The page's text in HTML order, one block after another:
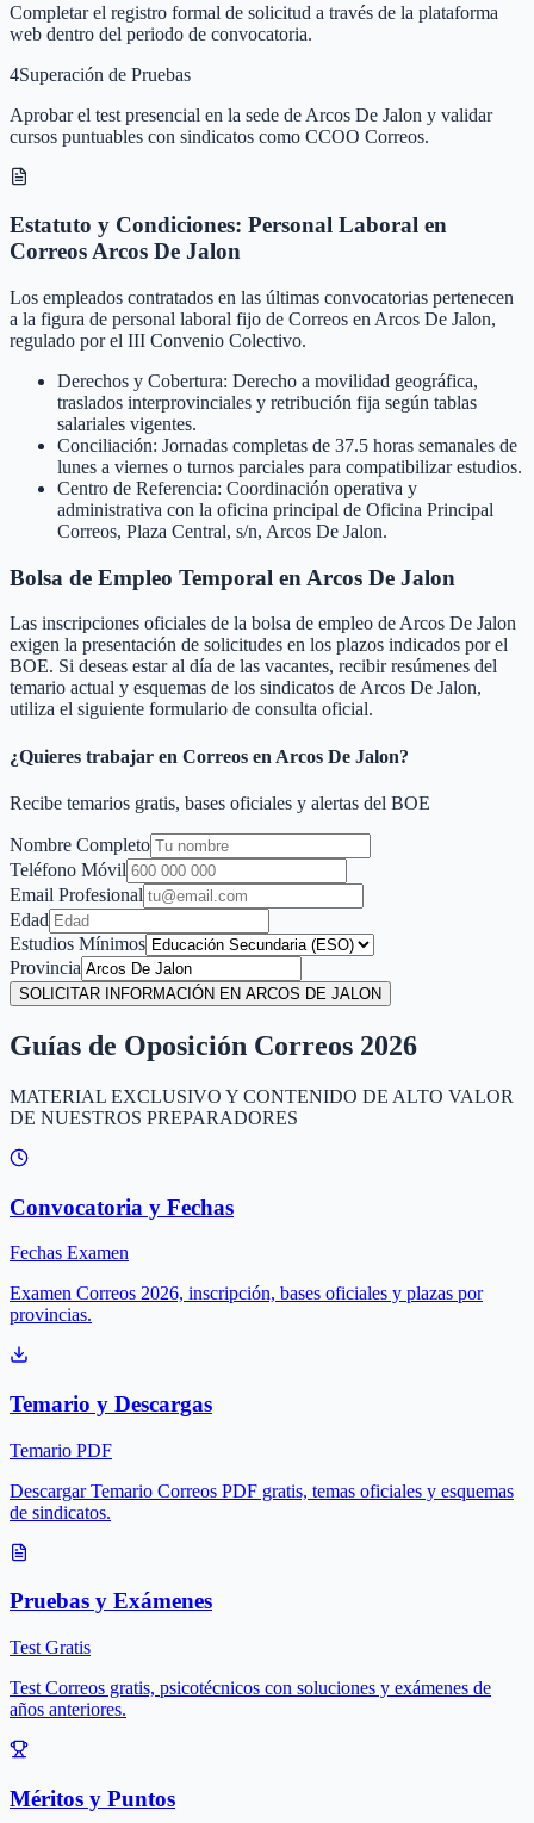
Completar el registro formal de solicitud a través de la plataforma
web dentro del periodo de convocatoria.
4Superación de Pruebas
Aprobar el test presencial en la sede de Arcos De Jalon y validar
cursos puntuables con sindicatos como CCOO Correos.
Estatuto y Condiciones: Personal Laboral en
Correos Arcos De Jalon
Los empleados contratados en las últimas convocatorias pertenecen
a la figura de personal laboral fijo de Correos en Arcos De Jalon,
regulado por el III Convenio Colectivo.
Derechos y Cobertura: Derecho a movilidad geográfica,
traslados interprovinciales y retribución fija según tablas
salariales vigentes.
Conciliación: Jornadas completas de 37.5 horas semanales de
lunes a viernes o turnos parciales para compatibilizar estudios.
Centro de Referencia: Coordinación operativa y
administrativa con la oficina principal de Oficina Principal
Correos, Plaza Central, s/n, Arcos De Jalon.
Bolsa de Empleo Temporal en Arcos De Jalon
Las inscripciones oficiales de la bolsa de empleo deArcos De Jalon
exigen la presentación de solicitudes en los plazos indicados por el
BOE. Si deseas estar al día de las vacantes, recibir resúmenes del
temario actual y esquemas de los sindicatos deArcos De Jalon,
utiliza el siguiente formulario de consulta oficial.
¿Quieres trabajar en Correos en Arcos De Jalon?
Recibe temarios gratis, bases oficiales y alertas del BOE
Nombre Completo
Teléfono Móvil
Email Profesional
Edad
Estudios Mínimos
Provincia
SOLICITAR INFORMACIÓN EN ARCOS DE JALON
Guías de Oposición Correos 2026
MATERIAL EXCLUSIVO Y CONTENIDO DE ALTO VALOR
DE NUESTROS PREPARADORES
Convocatoria y Fechas
Fechas Examen
Examen Correos 2026, inscripción, bases oficiales y plazas por
provincias.
Temario y Descargas
Temario PDF
Descargar Temario Correos PDF gratis, temas oficiales y esquemas
de sindicatos.
Pruebas y Exámenes
Test Gratis
Test Correos gratis, psicotécnicos con soluciones y exámenes de
años anteriores.
Méritos y Puntos